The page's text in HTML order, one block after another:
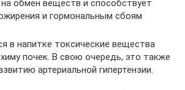
обмен веществ и способствует
и гормональным сбоям
в напитке токсические вещества
почек. В свою очередь, это также
артериальной гипертензии.